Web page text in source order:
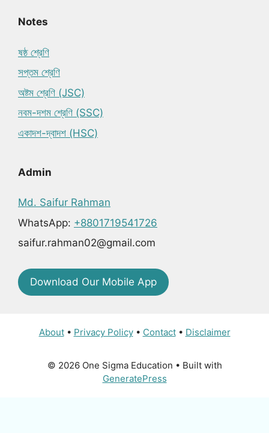
Notes
ষষ্ঠ শ্রেণি
সপ্তম শ্রেণি
অষ্টম শ্রেণি (JSC)
নবম-দশম শ্রেণি (SSC)
একাদশ-দ্বাদশ (HSC)
Admin
Md. Saifur Rahman
WhatsApp: +8801719541726
saifur.rahman02@gmail.com
Download Our Mobile App
About• Privacy Policy• Contact• Disclaimer
© 2026 One Sigma Education • Built with
GeneratePress